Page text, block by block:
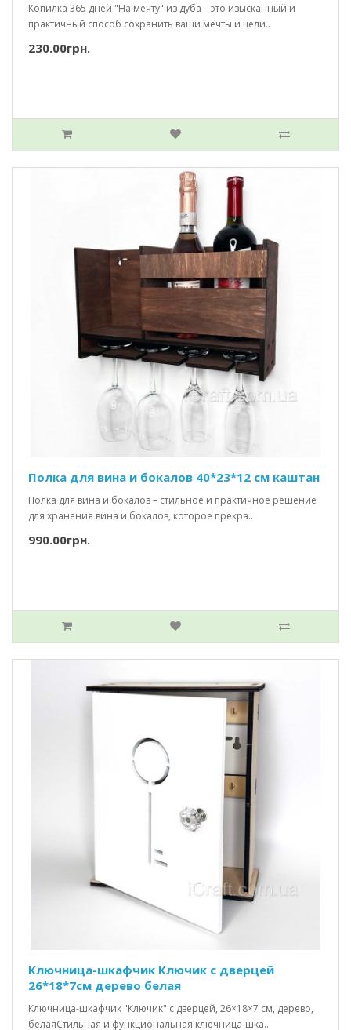
Копилка 365 дней "На мечту" из дуба – это изысканный и
практичный способ сохранить ваши мечты и цели..
230.00грн.
Полка для вина и бокалов 40*23*12 см каштан
Полка для вина и бокалов – стильное и практичное решение
для хранения вина и бокалов, которое прекра..
990.00грн.
Ключница-шкафчик Ключик c дверцей
26*18*7см дерево белая
Ключница-шкафчик "Ключик" с дверцей, 26×18×7 см, дерево,
белаяСтильная и функциональная ключница-шка..